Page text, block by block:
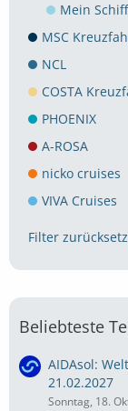
Mein
MSC
NCL
COSTA
PHOENIX
A-ROSA
nicko cruises
VIVA Cruises
Filter
Beliebteste
AIDAsol:
21.02.2027
Sonntag, 18.